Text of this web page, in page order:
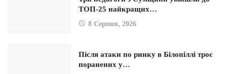
ТОП-25 найкращих…
8 Серпня, 2026
Після атаки по ринку в Білопіллі троє
поранених у…